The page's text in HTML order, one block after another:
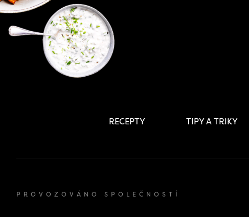
RECEPTY TIPY A TRIKY
PROVOZOVÁNO SPOLEČNOSTÍ